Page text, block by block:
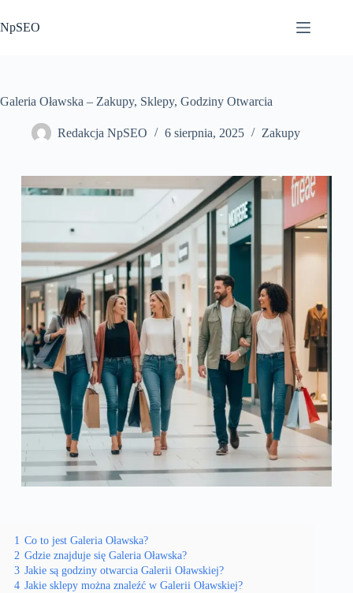
do
treści
NpSEO
Galeria Oławska – Zakupy, Sklepy, Godziny Otwarcia
Redakcja NpSEO 6 sierpnia, 2025 Zakupy
1 Co to jest Galeria Oławska?
2 Gdzie znajduje się Galeria Oławska?
3 Jakie są godziny otwarcia Galerii Oławskiej?
4 Jakie sklepy można znaleźć w Galerii Oławskiej?